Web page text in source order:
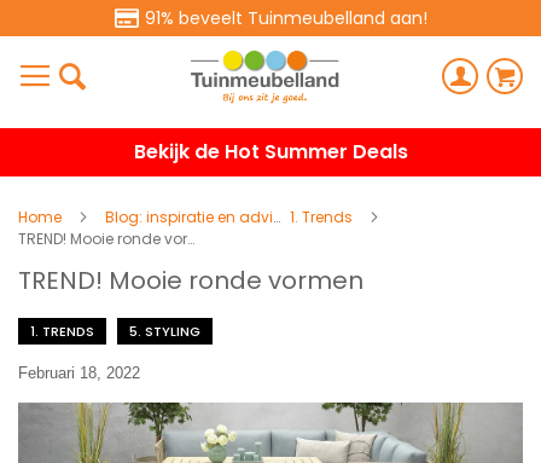
91% beveelt Tuinmeubelland aan!
Bekijk de Hot Summer Deals
Home Blog: inspiratie en advies 1. Trends
TREND! Mooie ronde vormen
TREND! Mooie ronde vormen
1. TRENDS 5. STYLING
Februari 18, 2022